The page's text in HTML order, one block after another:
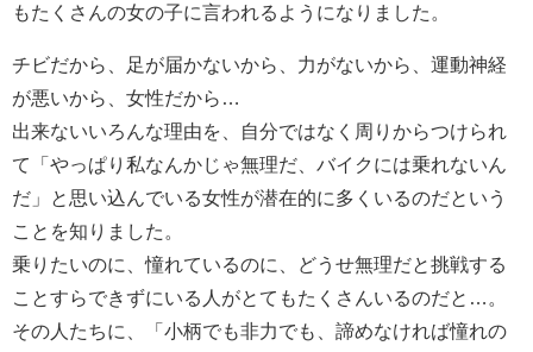
もたくさんの女の子に言われるようになりました。
チビだから、足が届かないから、力がないから、運動神経
が悪いから、女性だから…
出来ないいろんな理由を、自分ではなく周りからつけられ
て「やっぱり私なんかじゃ無理だ、バイクには乗れないん
だ」と思い込んでいる女性が潜在的に多くいるのだという
ことを知りました。
乗りたいのに、憧れているのに、どうせ無理だと挑戦する
ことすらできずにいる人がとてもたくさんいるのだと…。
その人たちに、「小柄でも非力でも、諦めなければ憧れの